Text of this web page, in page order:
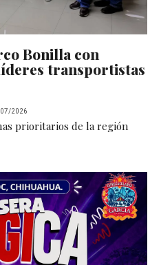
Bonilla con
transportistas
2026
prioritarios de la región